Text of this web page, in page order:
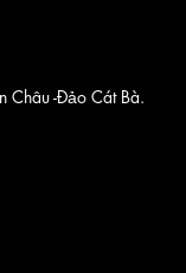
Châu -Đảo Cát Bà.